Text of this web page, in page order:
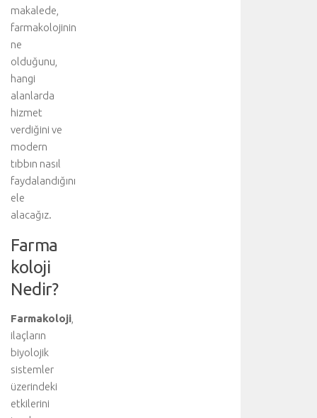
makalede,
farmakolojinin
ne
olduğunu,
hangi
alanlarda
hizmet
verdiğini ve
modern
tıbbın nasıl
faydalandığını
ele
alacağız.
Farma
koloji
Nedir?
Farmakoloji
ilaçların
biyolojik
sistemler
üzerindeki
etkilerini